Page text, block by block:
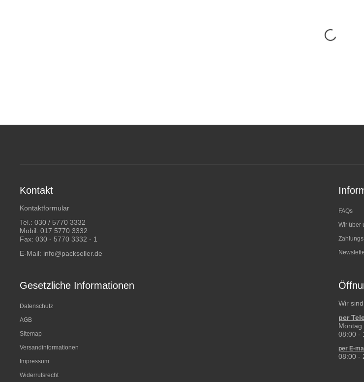
Kontakt
Kontaktformular
Tel.: 030 / 5770 3332
Mobil: 017 5770 3332
Fax: 030 - 5770 3332 - 1
E-Mail: info@packseller.de
FAQs
Wir über
Gesetzliche Informationen
Datenschutz
AGB
Sitemap
Versandinformationen
Impressum
Widerrufsrecht
Wir
per
Montag
08:00 -
per E-
08:00 -